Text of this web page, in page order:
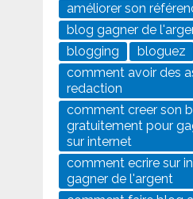
améliorer son
blog gagner de
blogging
bloguez
comment avoir des
redaction
comment creer son
gratuitement pour
sur internet
comment ecrire sur
gagner de l'argent